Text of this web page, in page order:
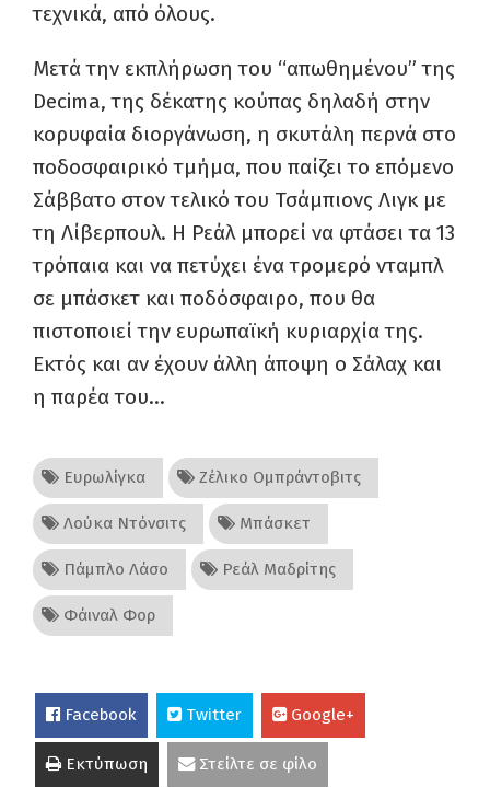
τεχνικά, από όλους.
Μετά την εκπλήρωση του “απωθημένου” της
Decima, της δέκατης κούπας δηλαδή στην
κορυφαία διοργάνωση, η σκυτάλη περνά στο
ποδοσφαιρικό τμήμα, που παίζει το επόμενο
Σάββατο στον τελικό του Τσάμπιονς Λιγκ με
τη Λίβερπουλ. Η Ρεάλ μπορεί να φτάσει τα 13
τρόπαια και να πετύχει ένα τρομερό νταμπλ
σε μπάσκετ και ποδόσφαιρο, που θα
πιστοποιεί την ευρωπαϊκή κυριαρχία της.
Εκτός και αν έχουν άλλη άποψη ο Σάλαχ και
η παρέα του…
Ευρωλίγκα Ζέλικο Ομπράντοβιτς
Λούκα Ντόνσιτς Μπάσκετ
Πάμπλο Λάσο Ρεάλ Μαδρίτης
Φάιναλ Φορ
Facebook Twitter Google+
Εκτύπωση Στείλτε σε φίλο